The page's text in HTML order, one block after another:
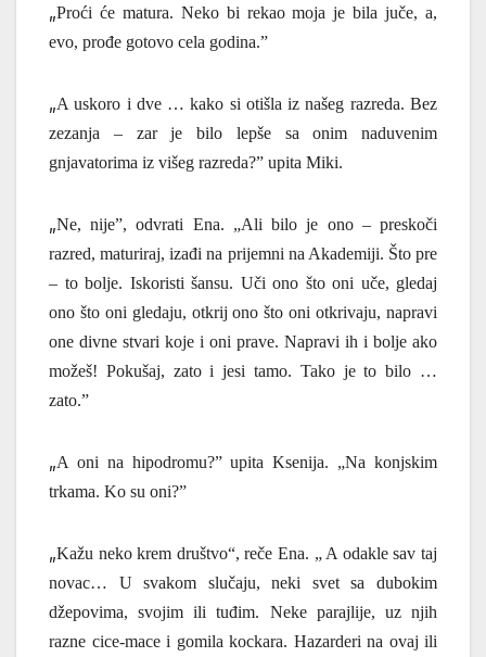
„Proći će matura. Neko bi rekao moja je bila juče, a,
evo, prođe gotovo cela godina.”
„A uskoro i dve … kako si otišla iz našeg razreda. Bez
zezanja – zar je bilo lepše sa onim naduvenim
gnjavatorima iz višeg razreda?” upita Miki.
„Ne, nije”, odvrati Ena. „Ali bilo je ono – preskoči
razred, maturiraj, izađi na prijemni na Akademiji. Što pre
– to bolje. Iskoristi šansu. Uči ono što oni uče, gledaj
ono što oni gledaju, otkrij ono što oni otkrivaju, napravi
one divne stvari koje i oni prave. Napravi ih i bolje ako
možeš! Pokušaj, zato i jesi tamo. Tako je to bilo …
zato.”
„A oni na hipodromu?” upita Ksenija. „Na konjskim
trkama. Ko su oni?”
„Kažu neko krem društvo“, reče Ena. „ A odakle sav taj
novac… U svakom slučaju, neki svet sa dubokim
džepovima, svojim ili tuđim. Neke parajlije, uz njih
razne cice-macei gomila kockara. Hazarderi na ovaj ili